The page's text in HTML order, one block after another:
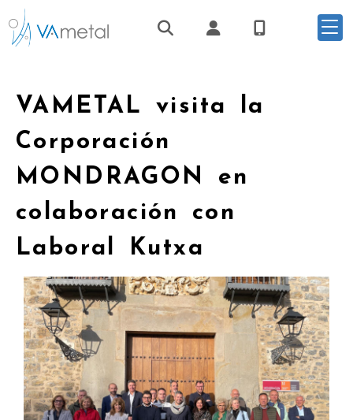
Identifícate
VAMETAL visita la
Corporación
MONDRAGON en
colaboración con
Laboral Kutxa